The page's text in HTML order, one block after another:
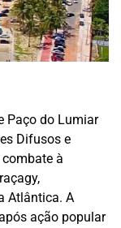
Paço do Lumiar
Difusos e
à
Atlântica. A
ação popular